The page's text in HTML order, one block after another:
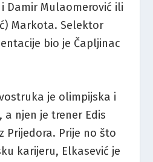
Damir Mulaomerović ili
Markota. Selektor
bio je Čapljinac
je olimpijska i
njen je trener Edis
Prijedora. Prije no što
karijeru, Elkasević je